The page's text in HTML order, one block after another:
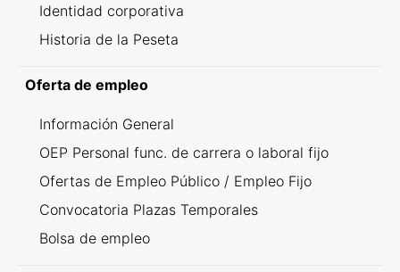
Identidad corporativa
Historia de la Peseta
Oferta de empleo
Información General
OEP Personal func. de carrera o laboral fijo
Ofertas de Empleo Público / Empleo Fijo
Convocatoria Plazas Temporales
Bolsa de empleo